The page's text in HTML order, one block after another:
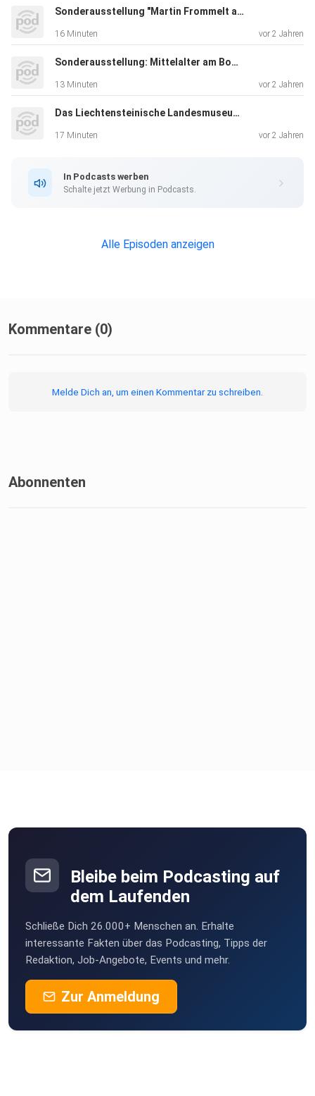
Sonderausstellung "Martin Frommelt als Briefmarkengestalter" im Liechtensteinischen Postmuseum
16 Minuten vor 2 Jahren
Sonderausstellung: Mittelalter am Bodensee - Wirtschaftsraum zwischen Alpen und Rheinfall
13 Minuten vor 2 Jahren
Das Liechtensteinische Landesmuseum stellt sich vor
17 Minuten vor 2 Jahren
In Podcasts werben
Schalte jetzt Werbung in Podcasts.
Alle Episoden anzeigen
Kommentare (0)
Melde Dich an, um einen Kommentar zu schreiben.
Abonnenten
Bleibe beim Podcasting auf
dem Laufenden
Schließe Dich 26.000+ Menschen an. Erhalte
interessante Fakten über das Podcasting, Tipps der
Redaktion, Job-Angebote, Events und mehr.
Zur Anmeldung